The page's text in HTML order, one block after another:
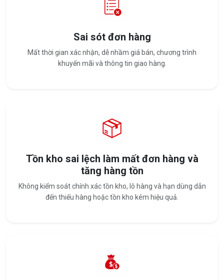
Sai sót đơn hàng
Mất thời gian xác nhận, dễ nhầm giá bán, chương trình
khuyến mãi và thông tin giao hàng.
Tồn kho sai lệch làm mất đơn hàng và
tăng hàng tồn
Không kiểm soát chính xác tồn kho, lô hàng và hạn dùng dẫn
đến thiếu hàng hoặc tồn kho kém hiệu quả.